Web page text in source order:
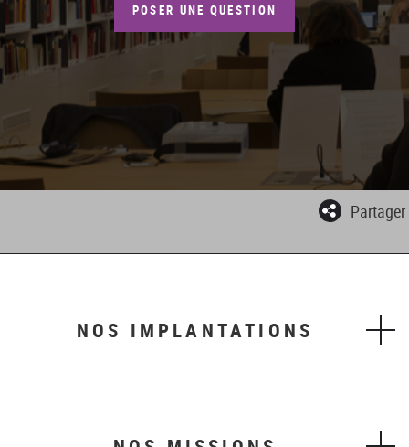
POSER UNE QUESTION
Partager
NOS IMPLANTATIONS